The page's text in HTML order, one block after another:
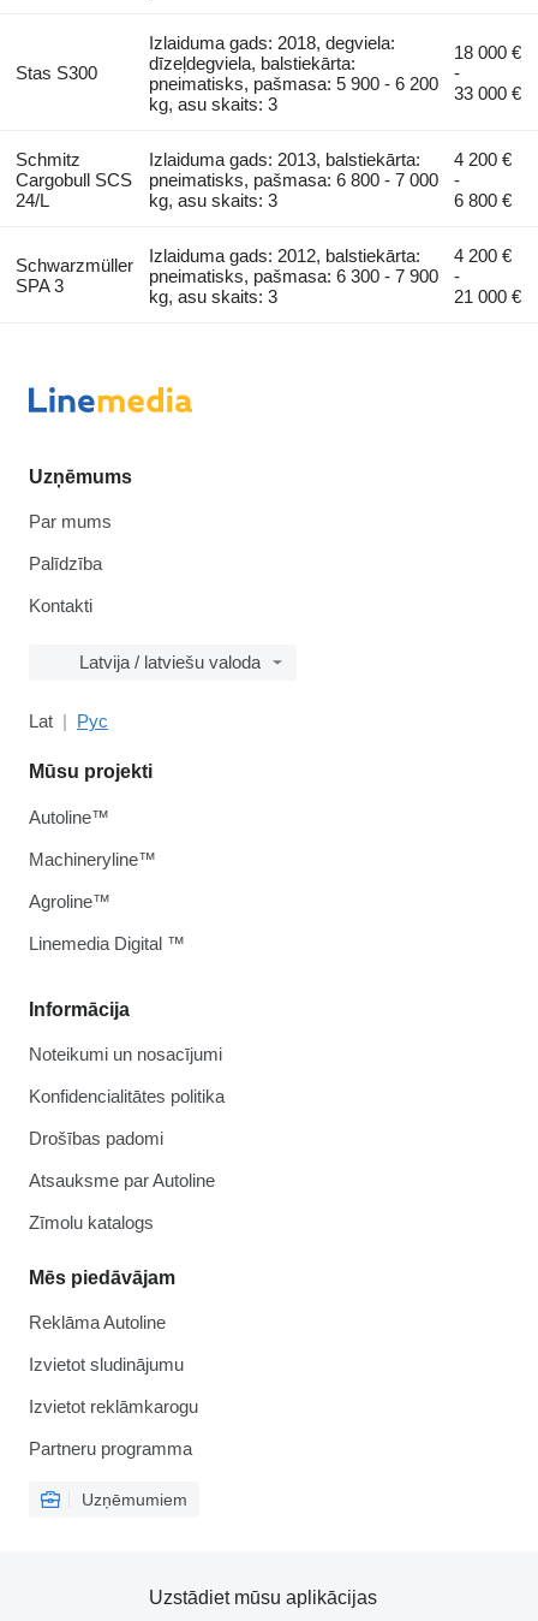
Stas S300
Izlaiduma gads: 2018, degviela:
dīzeļdegviela, balstiekārta:
pneimatisks, pašmasa: 5 900 - 6 200
kg, asu skaits: 3
18 000 €
-
33 000 €
Schmitz
Cargobull SCS
24/L
Izlaiduma gads: 2013, balstiekārta:
pneimatisks, pašmasa: 6 800 - 7 000
kg, asu skaits: 3
4 200 €
-
6 800 €
Schwarzmüller
SPA 3
Izlaiduma gads: 2012, balstiekārta:
pneimatisks, pašmasa: 6 300 - 7 900
kg, asu skaits: 3
4 200 €
-
21 000 €
Uzņēmums
Par mums
Palīdzība
Kontakti
Latvija / latviešu valoda
Lat Рус
Informācija
Noteikumi un nosacījumi
Konfidencialitātes politika
Drošības padomi
Atsauksme par Autoline
Zīmolu katalogs
Mēs piedāvājam
Reklāma Autoline
Izvietot sludinājumu
Izvietot reklāmkarogu
Partneru programma
Uzņēmumiem
Mūsu projekti
Autoline™
Machineryline™
Agroline™
Linemedia Digital ™
Uzstādiet mūsu aplikācijas